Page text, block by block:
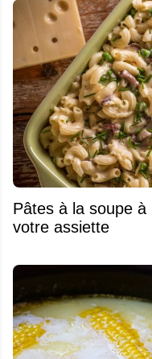
Pâtes à la soupe
votre assiette